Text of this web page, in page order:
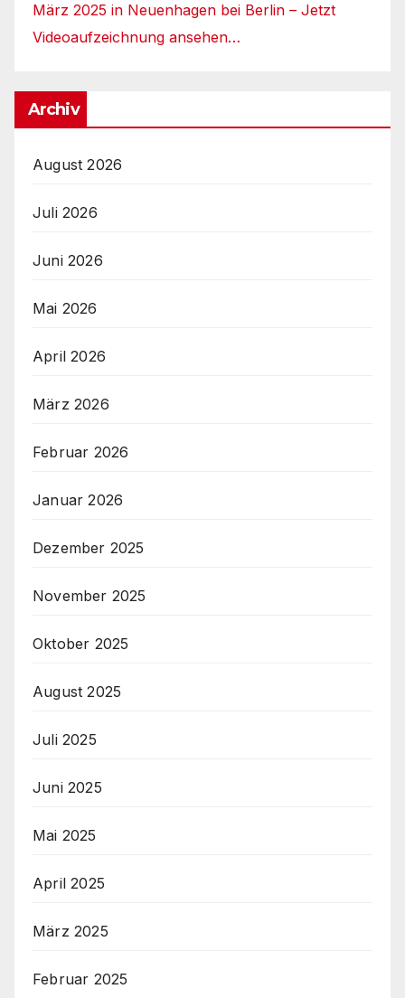
März 2025 in Neuenhagen bei Berlin – Jetzt
Videoaufzeichnung ansehen…
Archiv
August 2026
Juli 2026
Juni 2026
Mai 2026
April 2026
März 2026
Februar 2026
Januar 2026
Dezember 2025
November 2025
Oktober 2025
August 2025
Juli 2025
Juni 2025
Mai 2025
April 2025
März 2025
Februar 2025